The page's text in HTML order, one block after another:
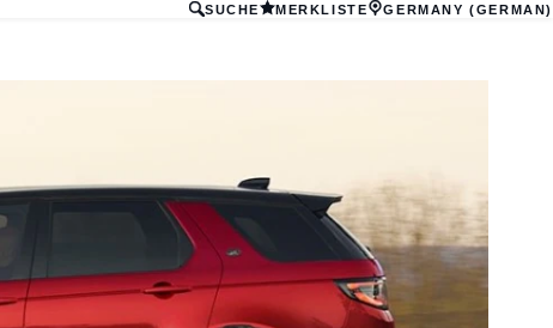
SUCHE MERKLISTE GERMANY (GERMAN)